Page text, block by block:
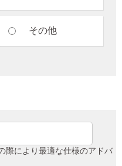
その他
際により最適な仕様のアドバ